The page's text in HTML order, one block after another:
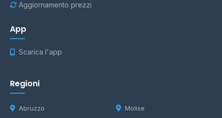
Aggiornamento prezzi
App
Scarica l'app
Regioni
Abruzzo Molise